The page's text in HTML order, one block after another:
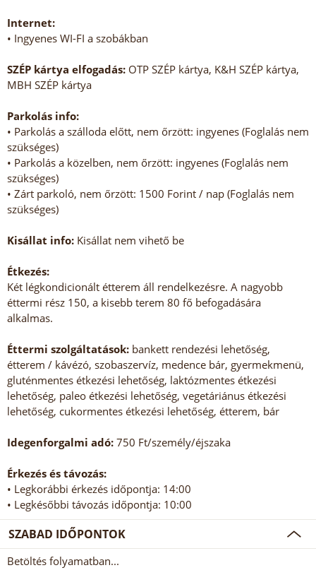
Internet:
• Ingyenes WI-FI a szobákban
SZÉP kártya elfogadás: OTP SZÉP kártya, K&H SZÉP kártya,
MBH SZÉP kártya
Parkolás info:
• Parkolás a szálloda előtt, nem őrzött: ingyenes (Foglalás nem
szükséges)
• Parkolás a közelben, nem őrzött: ingyenes (Foglalás nem
szükséges)
• Zárt parkoló, nem őrzött: 1500 Forint / nap (Foglalás nem
szükséges)
Kisállat info: Kisállat nem vihető be
Étkezés:
Két légkondicionált étterem áll rendelkezésre. A nagyobb
éttermi rész 150, a kisebb terem 80 fő befogadására
alkalmas.
Éttermi szolgáltatások: bankett rendezési lehetőség,
étterem / kávézó, szobaszervíz, medence bár, gyermekmenü,
gluténmentes étkezési lehetőség, laktózmentes étkezési
lehetőség, paleo étkezési lehetőség, vegetáriánus étkezési
lehetőség, cukormentes étkezési lehetőség, étterem, bár
Idegenforgalmi adó: 750 Ft/személy/éjszaka
Érkezés és távozás:
• Legkorábbi érkezés időpontja: 14:00
• Legkésőbbi távozás időpontja: 10:00
SZABAD IDŐPONTOK
Betöltés folyamatban...